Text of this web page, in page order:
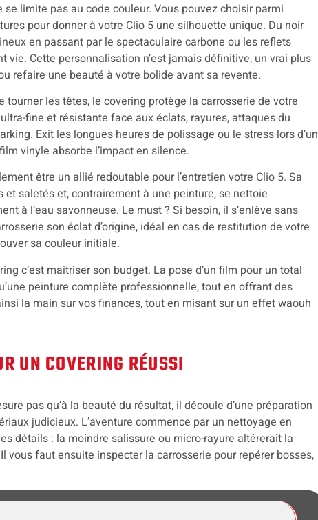
limite pas au code couleur. Vous pouvez choisir parmi
pour donner à votre Clio 5 une silhouette unique. Du noir
en passant par le spectaculaire carbone ou les reflets
vie. Cette personnalisation n’est jamais définitive, un vrai plus
refaire une beauté à votre bolide avant sa revente.
tourner les têtes, le covering protège la carrosserie de votre
fine et résistante face aux éclats, rayures, attaques du
Exit les longues heures de polissage ou le stress lors d’un
vinyle absorbe l’impact en silence.
être un allié redoutable pour l’entretien votre Clio 5. Sa
saletés et, contrairement à une peinture, se nettoie
à l’eau savonneuse. Le must ? Si besoin, il s’enlève sans
son éclat d’origine, idéal en cas de restitution de votre
sa couleur initiale.
c’est maîtriser son budget. La pose d’un film pour un total
peinture complète professionnelle, tout en offrant des
la main sur vos finances, tout en misant sur un effet waouh
UN COVERING RÉUSSI
pas qu’à la beauté du résultat, il découle d’une préparation
judicieux. L’aventure commence par un nettoyage en
détails : la moindre salissure ou micro-rayure altérerait la
vous faut ensuite inspecter la carrosserie pour repérer bosses,